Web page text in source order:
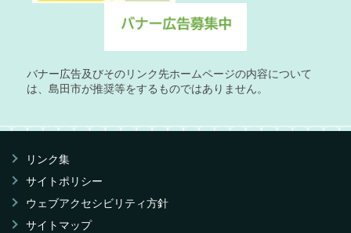
バナー広告及びそのリンク先ホームページの内容について
は、島田市が推奨等をするものではありません。
リンク集
サイトポリシー
ウェブアクセシビリティ方針
サイトマップ